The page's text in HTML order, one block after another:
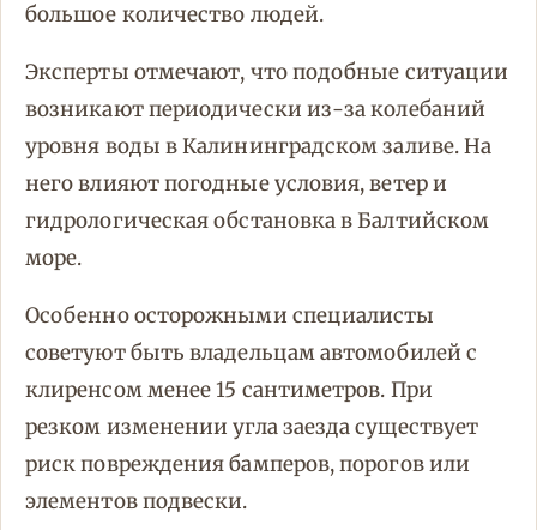
большое количество людей.
Эксперты отмечают, что подобные ситуации
возникают периодически из-за колебаний
уровня воды в Калининградском заливе. На
него влияют погодные условия, ветер и
гидрологическая обстановка в Балтийском
море.
Особенно осторожными специалисты
советуют быть владельцам автомобилей с
клиренсом менее 15 сантиметров. При
резком изменении угла заезда существует
риск повреждения бамперов, порогов или
элементов подвески.